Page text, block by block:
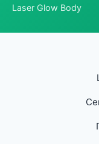
Laser Glow Body